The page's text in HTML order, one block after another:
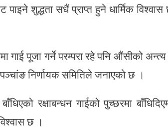
पाइने शुद्धता सधैं प्राप्त हुने धार्मिक
पूजा गर्ने परम्परा रहे पनि औंसीको
पञ्चांङ निर्णायक समितिले जनाएको छ ।
रक्षाबन्धन गाईको पुच्छरमा
छ ।